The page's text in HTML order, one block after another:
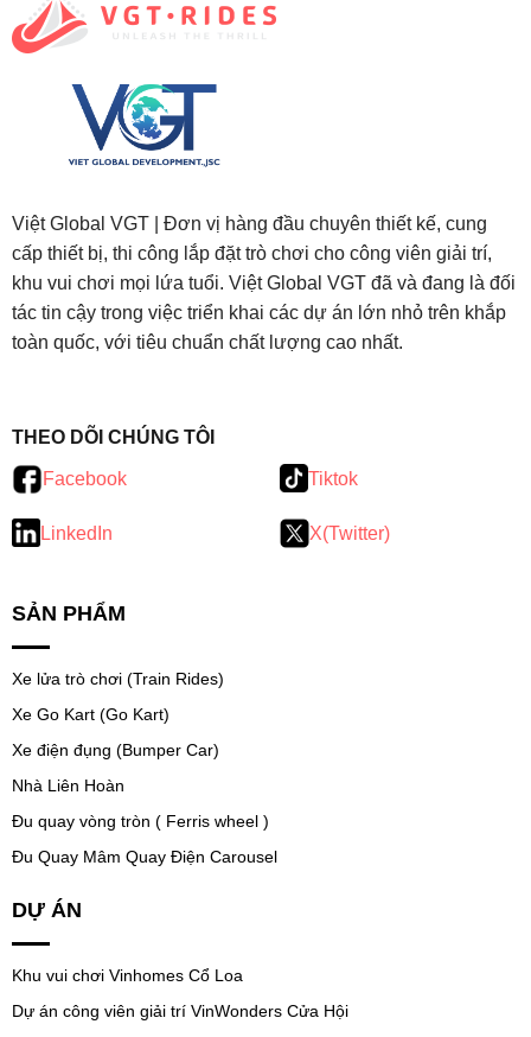
Việt Global VGT | Đơn vị hàng đầu chuyên thiết kế, cung
cấp thiết bị, thi công lắp đặt trò chơi cho công viên giải trí,
khu vui chơi mọi lứa tuổi. Việt Global VGT đã và đang là đối
tác tin cậy trong việc triển khai các dự án lớn nhỏ trên khắp
toàn quốc, với tiêu chuẩn chất lượng cao nhất.
THEO DÕI CHÚNG TÔI
Facebook Tiktok
LinkedIn X(Twitter)
SẢN PHẨM
Xe lửa trò chơi (Train Rides)
Xe Go Kart (Go Kart)
Xe điện đụng (Bumper Car)
Nhà Liên Hoàn
Đu quay vòng tròn ( Ferris wheel )
Đu Quay Mâm Quay Điện Carousel
DỰ ÁN
Khu vui chơi Vinhomes Cổ Loa
Dự án công viên giải trí VinWonders Cửa Hội